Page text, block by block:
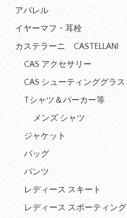
アパレル
イヤーマフ・耳栓
カステラーニ CASTELLANI
CAS アクセサリー
CAS シューティンググラス
Tシャツ＆パーカー等
メンズ シャツ
ジャケット
バッグ
パンツ
レディース スキート
レディース スポーティング